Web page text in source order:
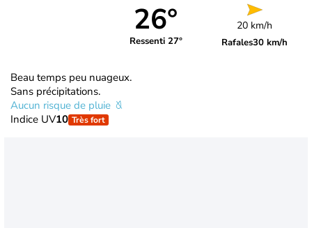
26°
Ressenti 27°
20 km/h
Rafales30 km/h
Beau temps peu nuageux.
Sans précipitations.
Aucun risque de pluie
Indice UV10 Très fort